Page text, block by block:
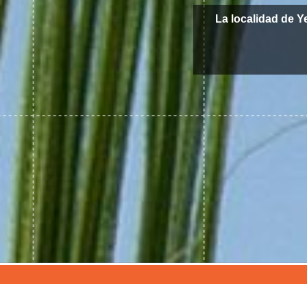
La localidad de